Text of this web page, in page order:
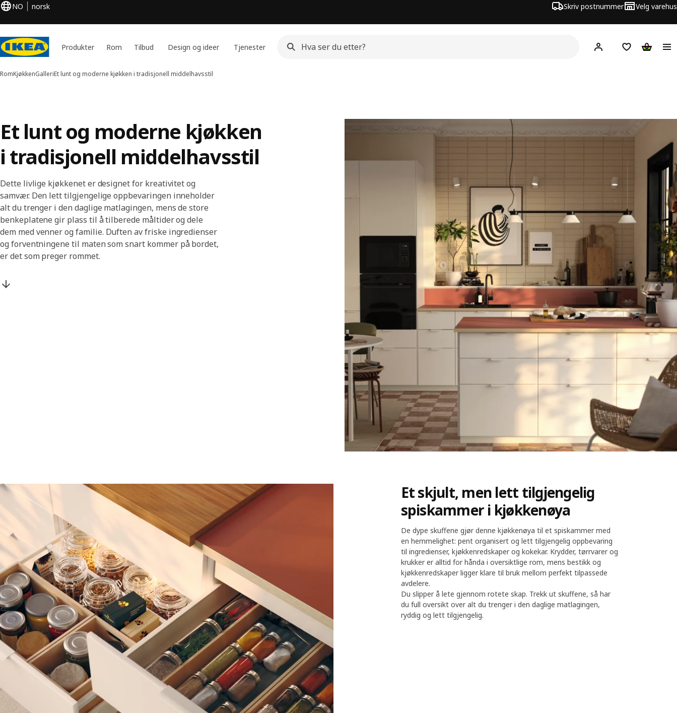
NO norsk Skriv postnummer Velg varehus
Produkter Rom Tilbud Design og ideer Tjenester Hej! Logg innHuskeliste
RomKjøkkenGalleriEt lunt og moderne kjøkken i tradisjonell middelhavsstil
Et lunt og moderne kjøkken
i tradisjonell middelhavsstil
Dette livlige kjøkkenet er designet for kreativitet og
samvær. Den lett tilgjengelige oppbevaringen inneholder
alt du trenger i den daglige matlagingen, mens de store
benkeplatene gir plass til å tilberede måltider og dele
dem med venner og familie. Duften av friske ingredienser
og forventningene til maten som snart kommer på bordet,
er det som preger rommet.
Et skjult, men lett tilgjengelig
spiskammer i kjøkkenøya
De dype skuffene gjør denne kjøkkenøya til et spiskammer med
en hemmelighet: pent organisert og lett tilgjengelig oppbevaring
til ingredienser, kjøkkenredskaper og kokekar. Krydder, tørrvarer og
krukker er alltid for hånda i oversiktlige rom, mens bestikk og
kjøkkenredskaper ligger klare til bruk mellom perfekt tilpassede
avdelere.
Du slipper å lete gjennom rotete skap. Trekk ut skuffene, så har
du full oversikt over alt du trenger i den daglige matlagingen,
ryddig og lett tilgjengelig.
Skuffer med krukker, kjøkkenredskaper og bestikk i et hvitt benkeskap. Plassen i skuffene er utnyttet effektivt.